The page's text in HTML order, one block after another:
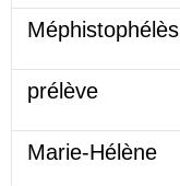
Méphistophélès
prélève
Marie-Hélène